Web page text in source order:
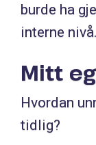
burde ha
interne nivå.
Mitt
Hvordan
tidlig?